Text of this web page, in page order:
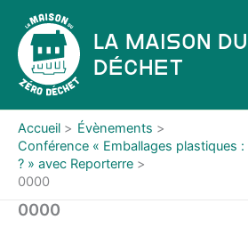
contenu
La Maison
Déchet
Accueil
Évènements
Conférence « Emballages plastiques
? » avec Reporterre
0000
0000